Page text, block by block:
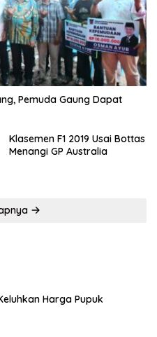
Pemuda Gaung Dapat
Klasemen F1 2019 Usai Bottas
Menangi GP Australia
Harga Pupuk